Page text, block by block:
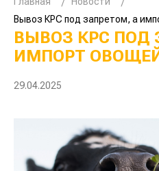
Вывоз КРС под запретом, а
ВЫВОЗ КРС ПОД
ИМПОРТ
29.04.2025